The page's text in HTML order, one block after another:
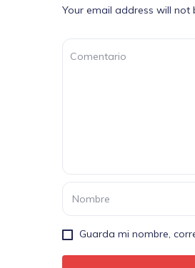
Your email address will not
Guarda mi nombre,